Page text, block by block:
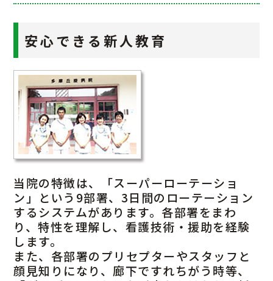
代表 042-797-1511
安心できる新人教育
当院の特徴は、「スーパーローテーショ
ン」という9部署、3日間のローテーション
するシステムがあります。各部署をまわ
り、特性を理解し、看護技術・援助を経験
します。
また、各部署のプリセプターやスタッフと
顔見知りになり、廊下ですれちがう時等、